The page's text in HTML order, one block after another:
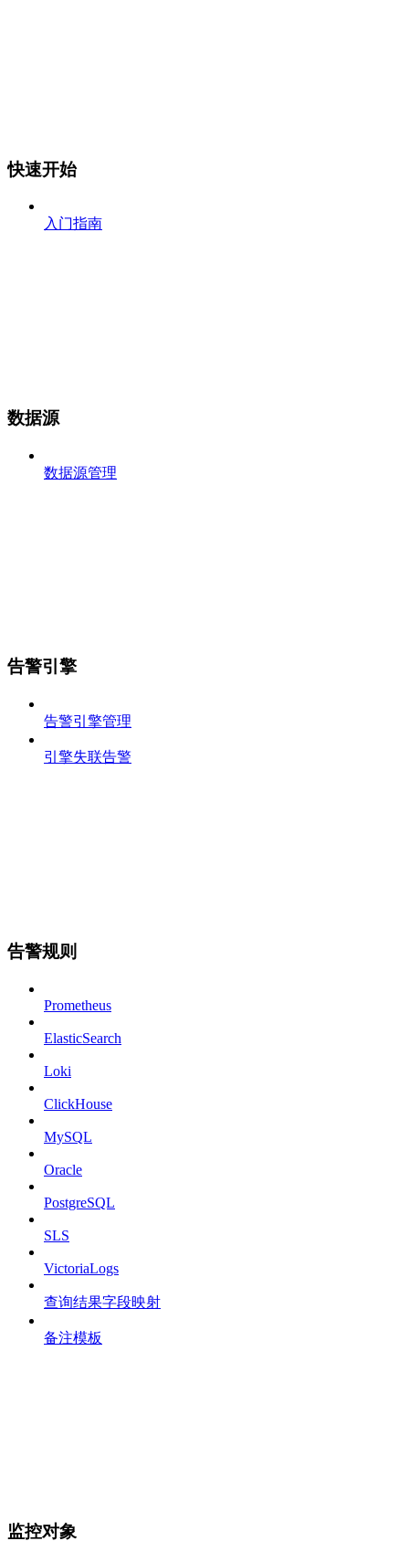
快速开始
入门指南
数据源
数据源管理
告警引擎
告警引擎管理
引擎失联告警
告警规则
Prometheus
ElasticSearch
Loki
ClickHouse
MySQL
Oracle
PostgreSQL
SLS
VictoriaLogs
查询结果字段映射
备注模板
监控对象